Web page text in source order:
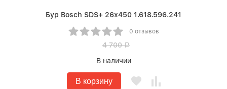
Бур Bosch SDS+ 26х450 1.618.596.241
0 отзывов
4 700Р
В наличии
В корзину